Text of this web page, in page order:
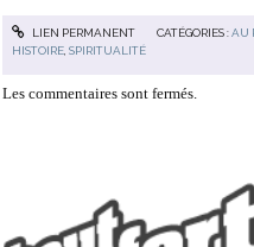
LIEN PERMANENT CATÉGORIES :AU
HISTOIRE,SPIRITUALITÉ
Les commentaires sont fermés.